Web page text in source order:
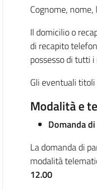
Cognome,
Il domicilio o
di recapito
possesso di tutti
Gli eventuali
Modalità e
Domanda
La domanda di
modalità
12.00